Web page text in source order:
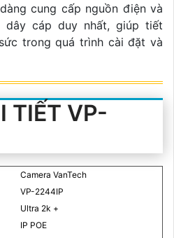
cung cấp nguồn điện và
cáp duy nhất, giúp tiết
trong quá trình cài đặt và
TIẾT VP-
Camera VanTech
VP-2244IP
Ultra 2k +
IP POE